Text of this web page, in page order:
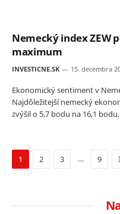
Nemecký index ZEW
maximum
INVESTICNE.SK 15. decembra
Ekonomický sentiment v
Najdôležitejší nemecký
zvýšil o 5,7 bodu na 16,1
1 2 3 … 9